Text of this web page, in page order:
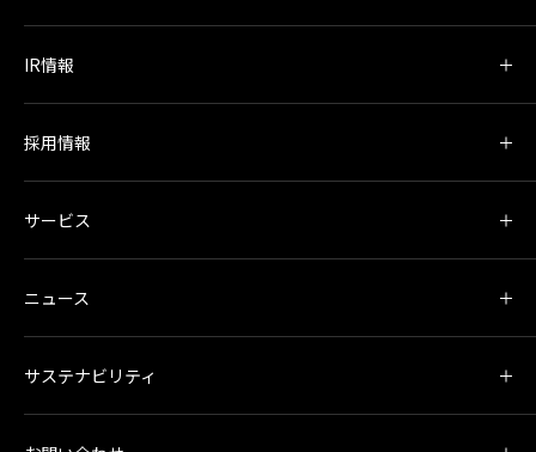
IR情報
採用情報
サービス
ニュース
サステナビリティ